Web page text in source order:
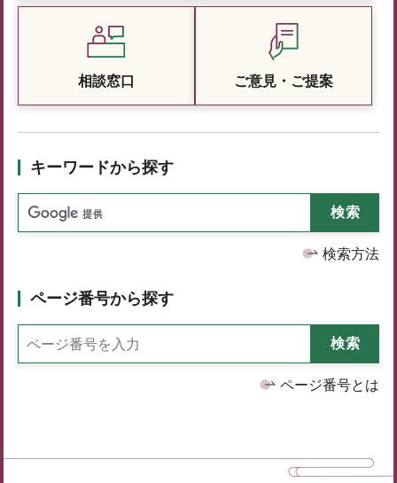
相談窓口 ご意見・ご提案
キーワードから探す
検索方法
ページ番号から探す
ページ番号とは